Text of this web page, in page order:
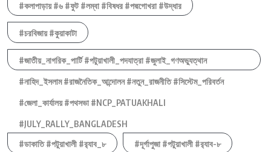
#কলাপাড়ায় #৬ #ফুট #লম্বা #বিষধর #পদ্মগোখরা #উদ্ধার
#চরবিজায় #কুয়াকাটা
#জাতীয়_নাগরিক_পার্টি #পটুয়াখালী_পদযাত্রা #জুলাই_গণঅভ্যুত্থান
#নাহিদ_ইসলাম #রাজনৈতিক_আন্দোলন #নতুন_রাজনীতি #সিস্টেম_পরিবর্তন
#জেলা_কার্যালয় #পথসভা #NCP_PATUAKHALI
#JULY_RALLY_BANGLADESH
#ডাকাতি #পটুয়াখালী #র‍্যাব_৮
#দূর্গাপুজা #পটুয়াখালী #র‍্যাব-৮